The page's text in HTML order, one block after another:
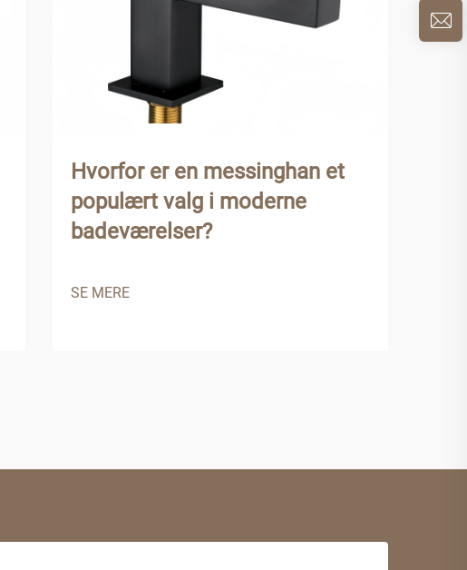
Hvorfor er en messinghan et
populært valg i moderne
badeværelser?
SE MERE